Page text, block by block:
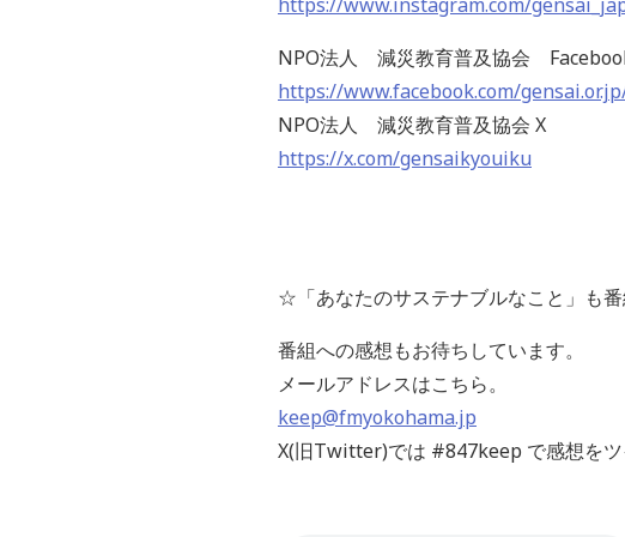
NPO法人 減災教育普及協会
https://www.facebook.com/
NPO法人 減災教育普及協会 X
https://x.com/gensaikyouiku
☆「あなたのサステナブルなこと」も番
番組への感想もお待ちしています。
メールアドレスはこちら。
keep@fmyokohama.jp
X(旧Twitter)では #847keep で感想をツ